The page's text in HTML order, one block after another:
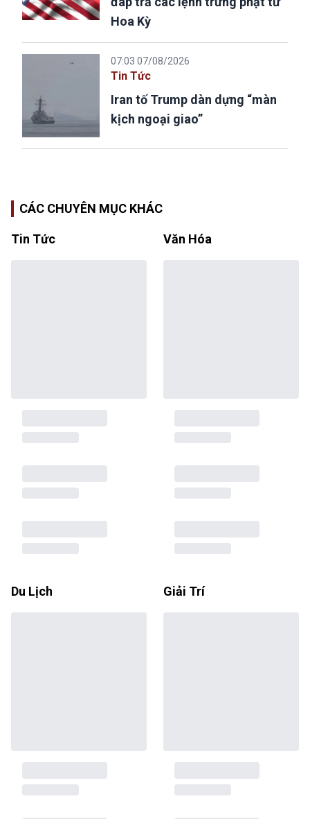
Hoa Kỳ
07:03 07/08/2026
Tin Tức
Iran tố Trump dàn dựng “màn
kịch ngoại giao”
CÁC CHUYÊN MỤC KHÁC
Tin Tức Văn Hóa
Du Lịch Giải Trí